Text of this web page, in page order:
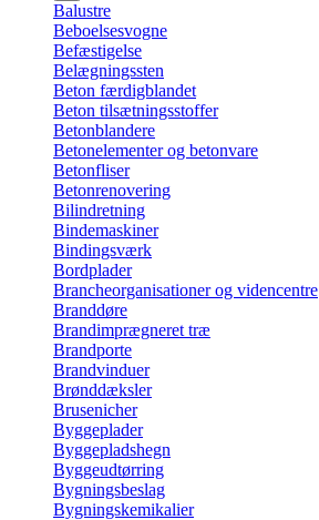
Balustre
Beboelsesvogne
Befæstigelse
Belægningssten
Beton færdigblandet
Beton tilsætningsstoffer
Betonblandere
Betonelementer og betonvare
Betonfliser
Betonrenovering
Bilindretning
Bindemaskiner
Bindingsværk
Bordplader
Brancheorganisationer og videncentre
Branddøre
Brandimprægneret træ
Brandporte
Brandvinduer
Brønddæksler
Brusenicher
Byggeplader
Byggepladshegn
Byggeudtørring
Bygningsbeslag
Bygningskemikalier